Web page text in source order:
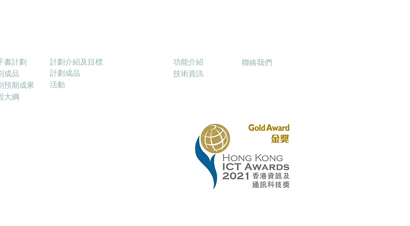
書計劃
成品
預期成果
大綱
計劃介紹及目標
計劃成品
活動
功能介紹
​技術資訊
聯絡我們